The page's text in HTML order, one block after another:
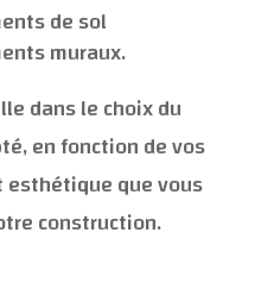
de sol
muraux.
dans le choix du
en fonction de vos
esthétique que vous
construction.